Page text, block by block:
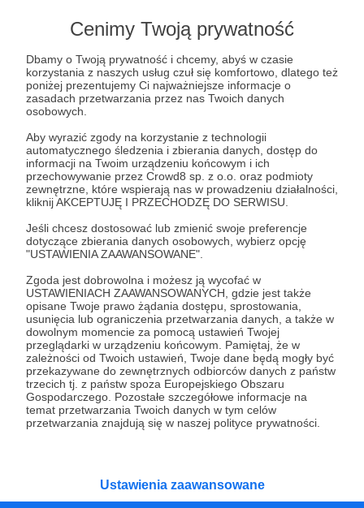
Cenimy Twoją prywatność
Dbamy o Twoją prywatność i chcemy, abyś w czasie
korzystania z naszych usług czuł się komfortowo, dlatego też
poniżej prezentujemy Ci najważniejsze informacje o
zasadach przetwarzania przez nas Twoich danych
osobowych.
Aby wyrazić zgody na korzystanie z technologii
automatycznego śledzenia i zbierania danych, dostęp do
informacji na Twoim urządzeniu końcowym i ich
przechowywanie przez Crowd8 sp. z o.o. oraz podmioty
zewnętrzne, które wspierają nas w prowadzeniu działalności,
kliknij AKCEPTUJĘ I PRZECHODZĘ DO SERWISU.
Jeśli chcesz dostosować lub zmienić swoje preferencje
dotyczące zbierania danych osobowych, wybierz opcję
"USTAWIENIA ZAAWANSOWANE".
Zgoda jest dobrowolna i możesz ją wycofać w
USTAWIENIACH ZAAWANSOWANYCH, gdzie jest także
opisane Twoje prawo żądania dostępu, sprostowania,
usunięcia lub ograniczenia przetwarzania danych, a także w
dowolnym momencie za pomocą ustawień Twojej
przeglądarki w urządzeniu końcowym. Pamiętaj, że w
zależności od Twoich ustawień, Twoje dane będą mogły być
przekazywane do zewnętrznych odbiorców danych z państw
trzecich tj. z państw spoza Europejskiego Obszaru
Gospodarczego. Pozostałe szczegółowe informacje na
temat przetwarzania Twoich danych w tym celów
przetwarzania znajdują się w naszej polityce prywatności.
Ustawienia zaawansowane
Dołącz do grona Patronów!
Wesprzyj działalność AutoraFantastyczny Dolny
Śląskjuż teraz!
Promowani autorzy
Dariusz Rosiak
6537 patronów 111380 zł miesięcznie
Raport o stanie świata Dariusza Rosiaka to